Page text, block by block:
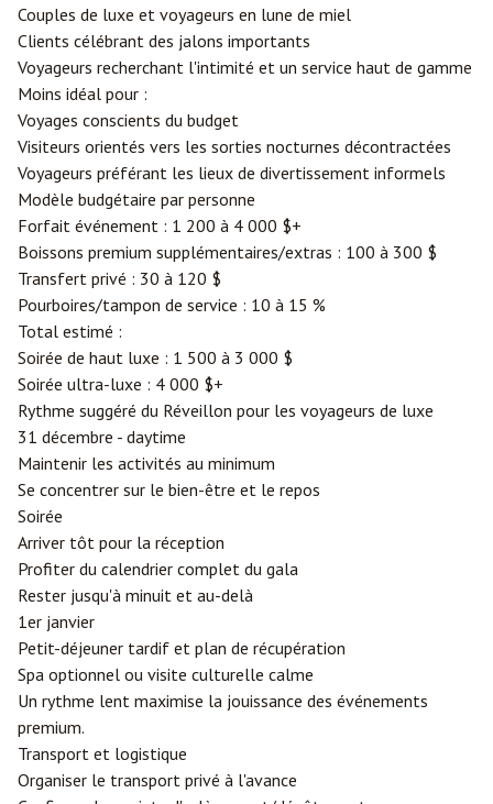
Couples de luxe et voyageurs en lune de miel
Clients célébrant des jalons importants
Voyageurs recherchant l'intimité et un service haut de gamme
Moins idéal pour :
Voyages conscients du budget
Visiteurs orientés vers les sorties nocturnes décontractées
Voyageurs préférant les lieux de divertissement informels
Modèle budgétaire par personne
Forfait événement : 1 200 à 4 000 $+
Boissons premium supplémentaires/extras : 100 à 300 $
Transfert privé : 30 à 120 $
Pourboires/tampon de service : 10 à 15 %
Total estimé :
Soirée de haut luxe : 1 500 à 3 000 $
Soirée ultra-luxe : 4 000 $+
Rythme suggéré du Réveillon pour les voyageurs de luxe
31 décembre - daytime
Maintenir les activités au minimum
Se concentrer sur le bien-être et le repos
Soirée
Arriver tôt pour la réception
Profiter du calendrier complet du gala
Rester jusqu'à minuit et au-delà
1er janvier
Petit-déjeuner tardif et plan de récupération
Spa optionnel ou visite culturelle calme
Un rythme lent maximise la jouissance des événements
premium.
Transport et logistique
Organiser le transport privé à l'avance